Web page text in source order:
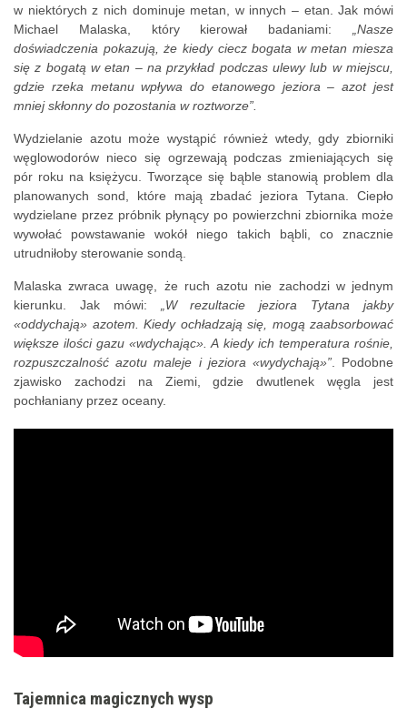
w niektórych z nich dominuje metan, w innych – etan. Jak mówi
Michael Malaska, który kierował badaniami: „Nasze
doświadczenia pokazują, że kiedy ciecz bogata w metan miesza
się z bogatą w etan – na przykład podczas ulewy lub w miejscu,
gdzie rzeka metanu wpływa do etanowego jeziora – azot jest
mniej skłonny do pozostania w roztworze”.
Wydzielanie azotu może wystąpić również wtedy, gdy zbiorniki
węglowodorów nieco się ogrzewają podczas zmieniających się
pór roku na księżycu. Tworzące się bąble stanowią problem dla
planowanych sond, które mają zbadać jeziora Tytana. Ciepło
wydzielane przez próbnik płynący po powierzchni zbiornika może
wywołać powstawanie wokół niego takich bąbli, co znacznie
utrudniłoby sterowanie sondą.
Malaska zwraca uwagę, że ruch azotu nie zachodzi w jednym
kierunku. Jak mówi: „W rezultacie jeziora Tytana jakby
«oddychają» azotem. Kiedy ochładzają się, mogą zaabsorbować
większe ilości gazu «wdychając». A kiedy ich temperatura rośnie,
rozpuszczalność azotu maleje i jeziora «wydychają»”. Podobne
zjawisko zachodzi na Ziemi, gdzie dwutlenek węgla jest
pochłaniany przez oceany.
Tajemnica magicznych wysp